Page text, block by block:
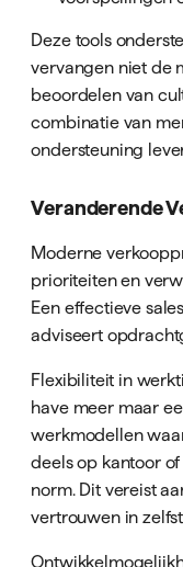
Deze tools
vervangen niet de
beoordelen van
combinatie van
ondersteuning
Veranderende
Moderne
prioriteiten en
Een effectieve
adviseert
Flexibiliteit in
have meer maar
werkmodellen
deels op kantoor
norm. Dit vereist
vertrouwen in